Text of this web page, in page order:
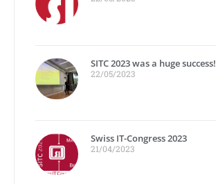
SITC 2023 was a huge success!
22/05/2023
Swiss IT-Congress 2023
21/04/2023